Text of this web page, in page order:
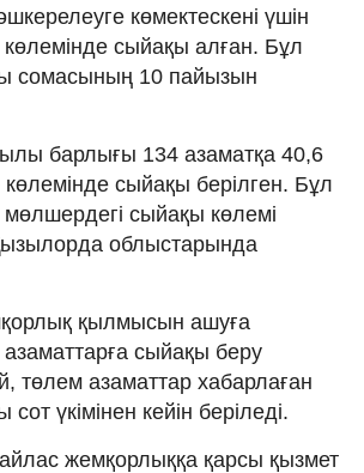
көмектескені үшін
сыйақы алған. Бұл
сомасының 10 пайызын
барлығы 134 азаматқа 40,6
сыйақы берілген. Бұл
мөлшердегі сыйақы көлемі
облыстарында
қылмысын ашуға
сыйақы беру
төлем азаматтар хабарлаған
үкімінен кейін беріледі.
жемқорлыққа қарсы қызмет